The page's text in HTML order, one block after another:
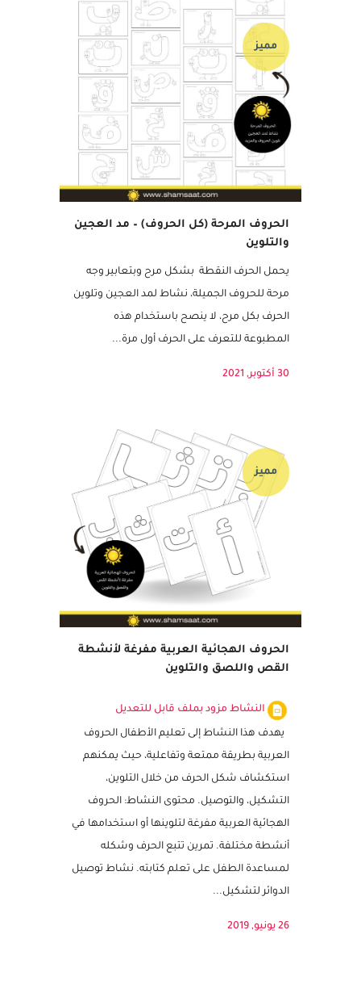
الحروف المرحة (كل الحروف) – مد العجين
مميز
يحمل الحرف النقطة بشكل مرح وبتعابير وجه
مرحة للحروف الجميلة، نشاط لمد العجين وتلوين
الحرف بكل مرح، لا ينصح باستخدام هذه
الحروف الهجائية العربية مفرغة لأنشطة
مميز
النشاط مزود بملف قابل للتعديل
يهدف هذا النشاط إلى تعليم الأطفال الحروف
العربية بطريقة ممتعة وتفاعلية، حيث يمكنهم
استكشاف شكل الحرف من خلال التلوين،
التشكيل، والتوصيل. محتوى النشاط: الحروف
الهجائية العربية مفرغة لتلوينها أو استخدامها في
أنشطة مختلفة. تمرين تتبع الحرف وشكله
لمساعدة الطفل على تعلم كتابته. نشاط توصيل